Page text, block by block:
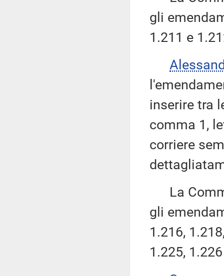
gli
1.211 e
inserire tra
comma 1,
corriere
La
gli
1.216,
1.225,